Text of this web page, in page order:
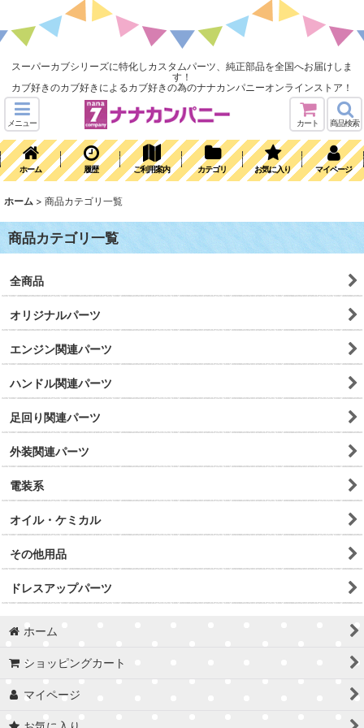
スーパーカブシリーズに特化しカスタムパーツ、純正部品を全国へお届けしま
す！
カブ好きのカブ好きによるカブ好きの為のナナカンパニーオンラインストア！
メニュー カート 商品検索
ホーム 履歴 ご利用案内 カテゴリ お気に入り マイページ
ホーム > 商品カテゴリ一覧
商品カテゴリ一覧
全商品
オリジナルパーツ
エンジン関連パーツ
ハンドル関連パーツ
足回り関連パーツ
外装関連パーツ
電装系
オイル・ケミカル
その他用品
ドレスアップパーツ
ホーム
ショッピングカート
マイページ